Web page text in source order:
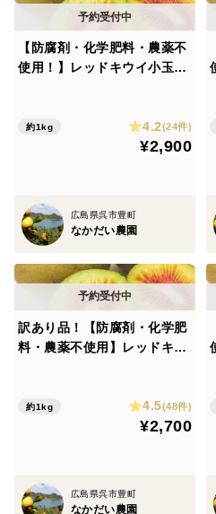
【防腐剤・化学肥料・農薬不
使用！】レッドキウイ小玉１
種
約1kg 4.2(24件)
¥2,900
広島県呉市豊町
なかだい農園
訳あり品！【防腐剤・化学肥
料・農薬不使用】レッドキウ
少品種
約1kg 4.5(48件)
¥2,700
広島県呉市豊町
なかだい農園